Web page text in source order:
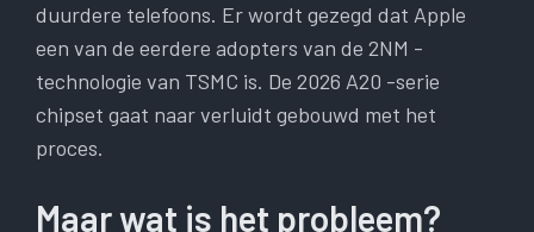
duurdere telefoons. Er wordt gezegd dat Apple
een van de eerdere adopters van de 2NM -
technologie van TSMC is. De 2026 A20 -serie
chipset gaat naar verluidt gebouwd met het
proces.
Maar wat is het probleem?